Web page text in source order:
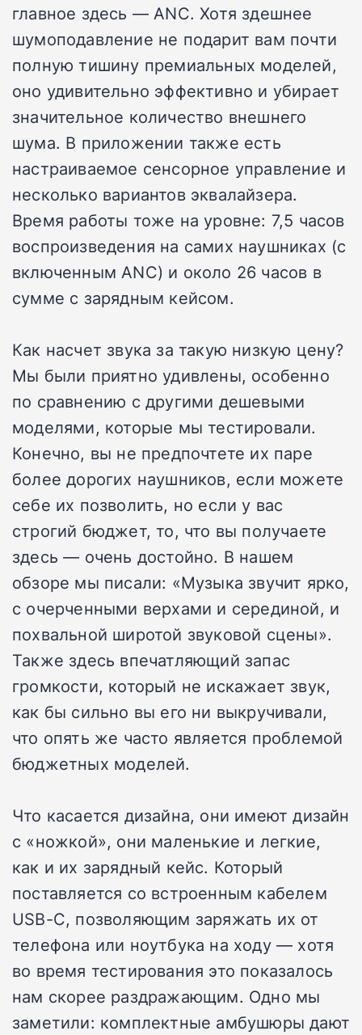
главное здесь — ANC. Хотя здешнее
шумоподавление не подарит вам почти
полную тишину премиальных моделей,
оно удивительно эффективно и убирает
значительное количество внешнего
шума. В приложении также есть
настраиваемое сенсорное управление и
несколько вариантов эквалайзера.
Время работы тоже на уровне: 7,5 часов
воспроизведения на самих наушниках (с
включенным ANC) и около 26 часов в
сумме с зарядным кейсом.
Как насчет звука за такую низкую цену?
Мы были приятно удивлены, особенно
по сравнению с другими дешевыми
моделями, которые мы тестировали.
Конечно, вы не предпочтете их паре
более дорогих наушников, если можете
себе их позволить, но если у вас
строгий бюджет, то, что вы получаете
здесь — очень достойно. В нашем
обзоре мы писали: «Музыка звучит ярко,
с очерченными верхами и серединой, и
похвальной широтой звуковой сцены».
Также здесь впечатляющий запас
громкости, который не искажает звук,
как бы сильно вы его ни выкручивали,
что опять же часто является проблемой
бюджетных моделей.
Что касается дизайна, они имеют дизайн
с «ножкой», они маленькие и легкие,
как и их зарядный кейс. Который
поставляется со встроенным кабелем
USB-C, позволяющим заряжать их от
телефона или ноутбука на ходу — хотя
во время тестирования это показалось
нам скорее раздражающим. Одно мы
заметили: комплектные амбушюры дают